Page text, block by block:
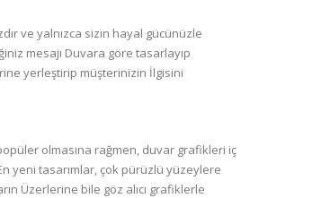
ve yalnızca sizin hayal gücünüzle
mesajı Duvara göre tasarlayıp
yerleştirip müşterinizin İlgisini
olmasına rağmen, duvar grafikleri iç
yeni tasarımlar, çok pürüzlü yüzeylere
Üzerlerine bile göz alıcı grafiklerle